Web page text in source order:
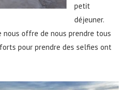
petit
déjeuner.
nous offre de nous prendre tous
pour prendre des selfies ont